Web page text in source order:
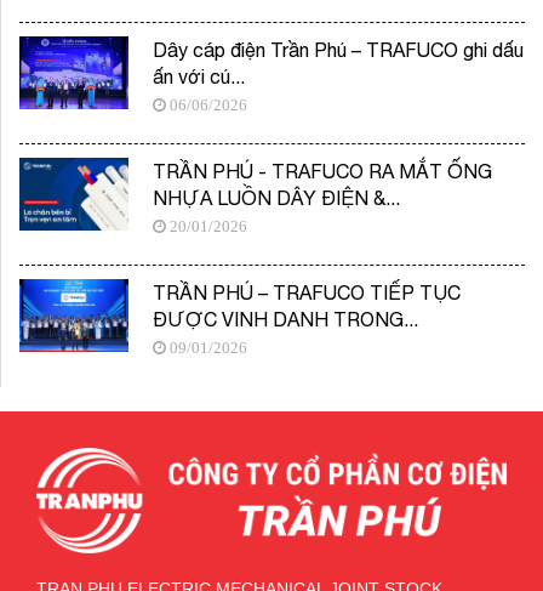
Dây cáp điện Trần Phú – TRAFUCO ghi dấu
ấn với cú...
06/06/2026
TRẦN PHÚ - TRAFUCO RA MẮT ỐNG
NHỰA LUỒN DÂY ĐIỆN &...
20/01/2026
TRẦN PHÚ – TRAFUCO TIẾP TỤC
ĐƯỢC VINH DANH TRONG...
09/01/2026